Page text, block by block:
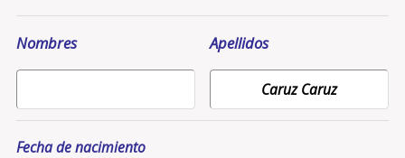
Nombres Apellidos
Fecha de nacimiento